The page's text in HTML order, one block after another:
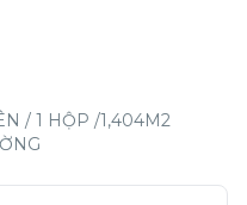
/ 1 HỘP /1,404M2